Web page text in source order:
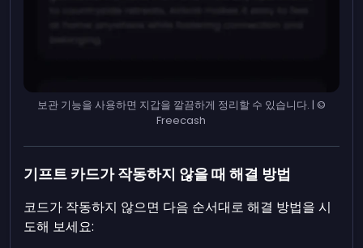
보관 기능을 사용하면 지갑을 깔끔하게 정리할 수 있습니다. | ©
Freecash
기프트 카드가 작동하지 않을 때 해결 방법
코드가 작동하지 않으면 다음 순서대로 해결 방법을 시
도해 보세요: